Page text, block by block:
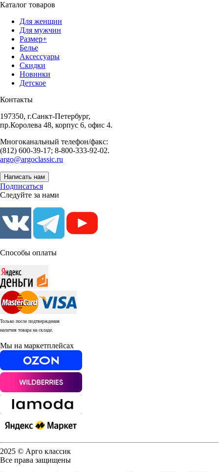
Каталог товаров
Для женщин
Для мужчин
Размер+
Белье
Аксессуары
Скидки
Новинки
Детское
Контакты
197350, г.Санкт-Петербург,
пр.Королева 48, корпус 6, офис 4.
Многоканальный телефон/факс:
(812) 600-39-17; 8-800-333-92-02.
argo@argoclassic.ru
Написать нам
Подписаться
Следуйте за нами
Способы оплаты
Только после подтверждения
наличия товара на складе.
Мы на маркетплейсах
2025 © Арго классик
Все права защищены